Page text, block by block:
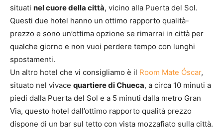
situati nel cuore della città, vicino alla Puerta del Sol.
Questi due hotel hanno un ottimo rapporto qualità-
prezzo e sono un’ottima opzione se rimarrai in città per
qualche giorno e non vuoi perdere tempo con lunghi
spostamenti.
Un altro hotel che vi consigliamo è il Room Mate Óscar,
situato nel vivace quartiere di Chueca, a circa 10 minuti a
piedi dalla Puerta del Sol e a 5 minuti dalla metro Gran
Via, questo hotel dall’ottimo rapporto qualità prezzo
dispone di un bar sul tetto con vista mozzafiato sulla città.